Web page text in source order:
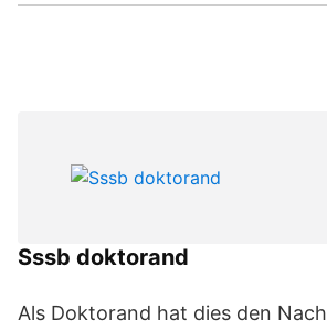
Sssb doktorand
Als Doktorand hat dies den